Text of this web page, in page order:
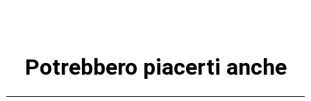
Potrebbero piacerti anche